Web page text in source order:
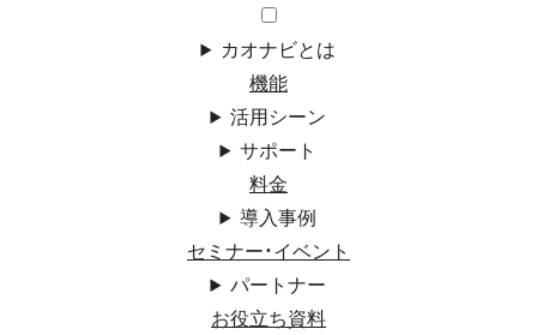
カオナビとは
機能
活用シーン
サポート
料金
導入事例
セミナー・イベント
パートナー
お役立ち資料